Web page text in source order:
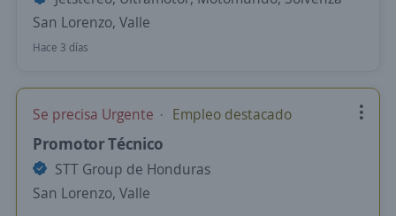
San Lorenzo, Valle
Hace 3 días
Se precisa Urgente Empleo destacado
Promotor Técnico
STT Group de Honduras
San Lorenzo, Valle